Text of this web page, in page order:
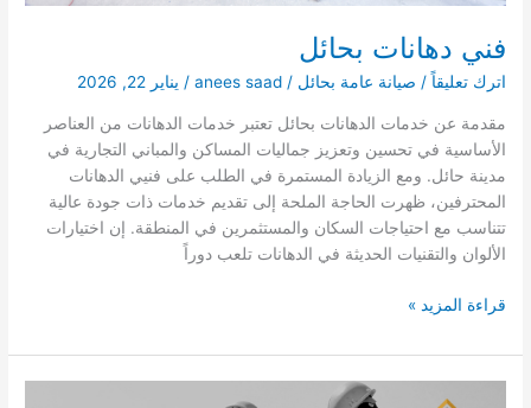
فني دهانات بحائل
اترك تعليقاً / صيانة عامة بحائل /
anees saad
/ يناير 22, 2026
مقدمة عن خدمات الدهانات بحائل تعتبر خدمات الدهانات من العناصر
الأساسية في تحسين وتعزيز جماليات المساكن والمباني التجارية في
مدينة حائل. ومع الزيادة المستمرة في الطلب على فنيي الدهانات
المحترفين، ظهرت الحاجة الملحة إلى تقديم خدمات ذات جودة عالية
تتناسب مع احتياجات السكان والمستثمرين في المنطقة. إن اختيارات
الألوان والتقنيات الحديثة في الدهانات تلعب دوراً
فني
بحائل
قراءة المزيد »